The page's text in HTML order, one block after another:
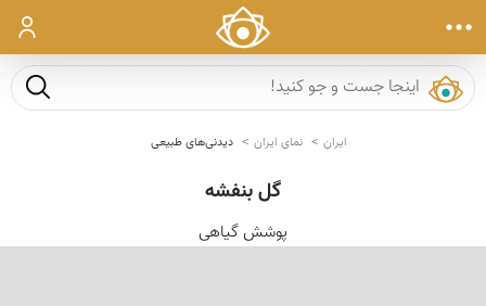
ورود
جست و
ایران نمای ایران دیدنی‌های طبیعی
گل بنفشه
پوشش گیاهی